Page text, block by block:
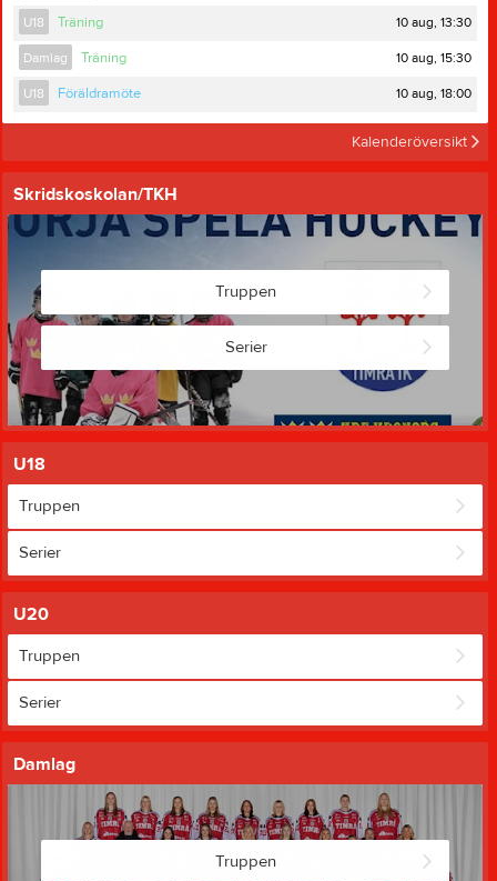
U18 Träning 10 aug, 13:30
Damlag Träning 10 aug, 15:30
U18 Föräldramöte 10 aug, 18:00
Kalenderöversikt
Skridskoskolan/TKH
Truppen
Serier
U18
Truppen
Serier
U20
Truppen
Serier
Damlag
Truppen